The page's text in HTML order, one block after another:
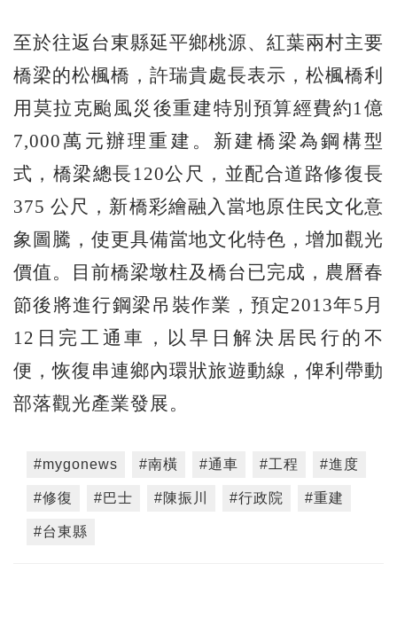
至於往返台東縣延平鄉桃源、紅葉兩村主要
橋梁的松楓橋，許瑞貴處長表示，松楓橋利
用莫拉克颱風災後重建特別預算經費約1億
7,000萬元辦理重建。新建橋梁為鋼構型
式，橋梁總長120公尺，並配合道路修復長
375 公尺，新橋彩繪融入當地原住民文化意
象圖騰，使更具備當地文化特色，增加觀光
價值。目前橋梁墩柱及橋台已完成，農曆春
節後將進行鋼梁吊裝作業，預定2013年5月
12日完工通車，以早日解決居民行的不
便，恢復串連鄉內環狀旅遊動線，俾利帶動
部落觀光產業發展。
#mygonews #南橫 #通車 #工程 #進度
#修復 #巴士 #陳振川 #行政院 #重建
#台東縣